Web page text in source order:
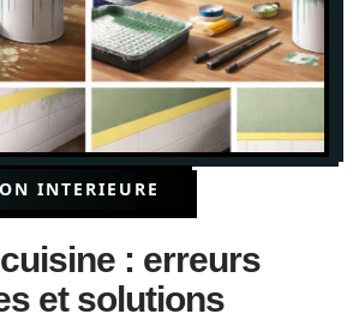
INTERIEURE
: erreurs
et solutions